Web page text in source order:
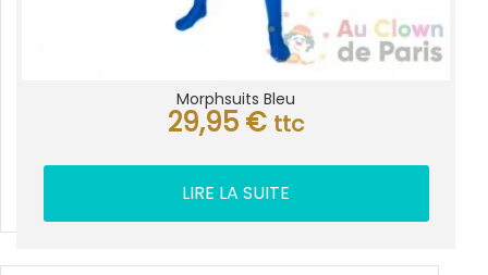
Morphsuits Bleu
29,95 € ttc
LIRE LA SUITE